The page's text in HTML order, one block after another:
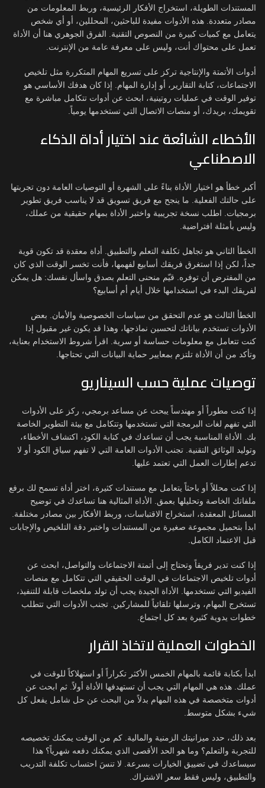
المستندات الطويلة، استخراج الأفكار الرئيسية، وربط المعلومات من
مصادر متعددة. هذه الأدوات مفيدة للباحثين، المحللين، أو أي شخص
يتعامل مع كميات كبيرة من النصوص التقنية. الفرق الجوهري هنا أن الأداة
تعمل على محتواك أنت، وليس على معرفة عامة من الإنترنت.
أدوات الأتمتة والإنتاجية تركز على تسريع المهام المتكررة مثل تلخيص
الاجتماعات، كتابة التقارير، أو إدارة المهام. إذا كان هدفك الأساسي هو
توفير الوقت في عمليات روتينية، ابحث عن أدوات تتكامل مباشرة مع
تقويمك، بريدك، أو منصات الاتصال التي تستخدمها يومياً.
الأخطاء الشائعة عند اختيار أداة الذكاء
الاصطناعي
أكبر خطأ هو اختيار الأداة بناءً على الشهرة أو التوصيات العامة دون تجربتها
على حالتك الفعلية. ما ينجح مع فريق تسويق قد لا يناسب فريق تطوير
برمجيات. اطلب نسخة تجريبية واختبر الأداة بمهام حقيقية من عملك،
وليس بأمثلة افتراضية.
الخطأ الثاني هو تجاهل تكلفة التعلم والتطبيق. أداة معقدة قد تكون قوية
جداً، لكن إذا استغرق فريقك أسابيع لفهمها، فأنت تخسر الوقت الذي كان
من المفترض أن توفره. قيّم منحنى التعلم بصدق واسأل نفسك: هل يمكن
لفريقك البدء في استخدامها خلال أيام أم أسابيع؟
الخطأ الثالث هو عدم التحقق من سياسات الخصوصية والأمان. بعض
الأدوات تستخدم بياناتك لتحسين نماذجها، وهذا قد يكون غير مقبول إذا
كنت تتعامل مع معلومات حساسة أو سرية. اقرأ شروط الاستخدام بعناية،
وتأكد من أن الأداة تلتزم بمعايير حماية البيانات التي تحتاجها.
توصيات عملية حسب السيناريو
إذا كنت مطوراً أو مهندساً يبحث عن مساعد برمجي، ركز على الأدوات
التي تفهم لغات البرمجة التي تستخدمها وتتكامل مع بيئة التطوير الخاصة
بك. الأداة المناسبة يجب أن تساعدك في كتابة الكود، اكتشاف الأخطاء،
وتوليد الوثائق التقنية. تجنب الأدوات العامة التي لا تفهم سياق الكود أو لا
تدعم إطارات العمل التي تعتمد عليها.
إذا كنت محللاً أو باحثاً يتعامل مع مستندات كثيرة، اختر أداة تسمح لك برفع
ملفاتك الخاصة وتحليلها بعمق. الأداة المثالية هنا تساعدك في توضيح
المسائل المعقدة، استخراج الاقتباسات، وربط الأفكار بين مصادر مختلفة.
ابدأ بتحميل مجموعة صغيرة من المستندات واختبر دقة التلخيص والإجابات
قبل الاعتماد الكامل.
إذا كنت تدير فريقاً وتحتاج إلى أتمتة الاجتماعات والتواصل، ابحث عن
أدوات تلخيص الاجتماعات في الوقت الحقيقي التي تتكامل مع منصات
الفيديو التي تستخدمها. الأداة الجيدة يجب أن تولد ملخصات قابلة للتنفيذ،
تستخرج المهام، وترسلها تلقائياً للمشاركين. تجنب الأدوات التي تتطلب
خطوات يدوية كثيرة بعد كل اجتماع.
الخطوات العملية لاتخاذ القرار
ابدأ بكتابة قائمة بالمهام الخمس الأكثر تكراراً أو استهلاكاً للوقت في
عملك. هذه هي المهام التي يجب أن تستهدفها الأداة أولاً. ثم ابحث عن
أدوات متخصصة في هذه المهام بدلاً من البحث عن حل شامل يفعل كل
شيء بشكل متوسط.
بعد ذلك، حدد ميزانيتك الزمنية والمالية. كم من الوقت يمكنك تخصيصه
للتجربة والتعلم؟ وما هو الحد الأقصى الذي يمكنك دفعه شهرياً؟ هذا
سيساعدك في تضييق الخيارات بسرعة. لا تنسَ احتساب تكلفة التدريب
والتطبيق، وليس فقط سعر الاشتراك.